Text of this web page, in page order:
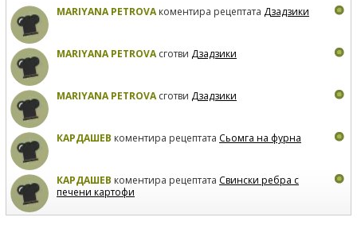
MARIYANA PETROVAкоментира рецептата Дзадзики
MARIYANA PETROVAсготви Дзадзики
MARIYANA PETROVAсготви Дзадзики
КАРДАШЕВ коментира рецептата Сьомга на фурна
КАРДАШЕВ коментира рецептата Свински ребра с
печени картофи